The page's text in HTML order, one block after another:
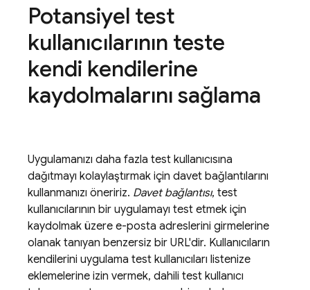
Potansiyel test
kullanıcılarının teste
kendi kendilerine
kaydolmalarını sağlama
Uygulamanızı daha fazla test kullanıcısına
dağıtmayı kolaylaştırmak için davet bağlantılarını
kullanmanızı öneririz. Davet bağlantısı, test
kullanıcılarının bir uygulamayı test etmek için
kaydolmak üzere e-posta adreslerini girmelerine
olanak tanıyan benzersiz bir URL'dir. Kullanıcıların
kendilerini uygulama test kullanıcıları listenize
eklemelerine izin vermek, dahili test kullanıcı